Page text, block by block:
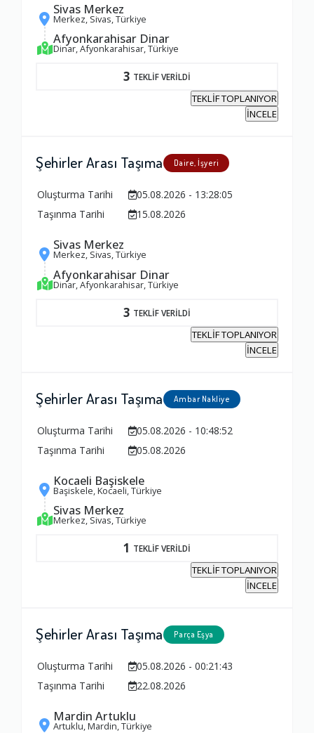
Sivas Merkez
Merkez, Sivas, Türkiye
Afyonkarahisar Dinar
Dinar, Afyonkarahisar, Türkiye
3 TEKLİF VERİLDİ
TEKLİF TOPLANIYOR
İNCELE
Şehirler Arası Taşıma Daire, İşyeri
Oluşturma Tarihi
05.08.2026 - 13:28:05
Taşınma Tarihi
15.08.2026
Sivas Merkez
Merkez, Sivas, Türkiye
Afyonkarahisar Dinar
Dinar, Afyonkarahisar, Türkiye
3 TEKLİF VERİLDİ
TEKLİF TOPLANIYOR
İNCELE
Şehirler Arası Taşıma Ambar Nakliye
Oluşturma Tarihi
05.08.2026 - 10:48:52
Taşınma Tarihi
05.08.2026
Kocaeli Başiskele
Başiskele, Kocaeli, Türkiye
Sivas Merkez
Merkez, Sivas, Türkiye
1 TEKLİF VERİLDİ
TEKLİF TOPLANIYOR
İNCELE
Şehirler Arası Taşıma Parça Eşya
Oluşturma Tarihi
05.08.2026 - 00:21:43
Taşınma Tarihi
22.08.2026
Mardin Artuklu
Artuklu, Mardin, Türkiye
Ambalajlama Hizmeti
Firma ile İletişim
Zamanlama
1.0
Firma Çalışanları